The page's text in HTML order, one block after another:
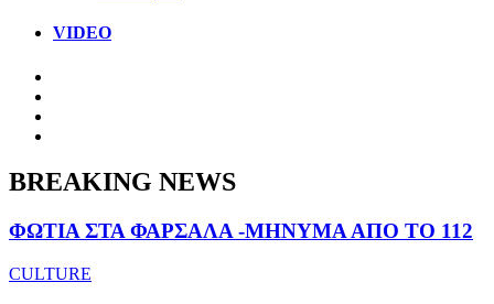
VIDEO
BREAKING NEWS
ΦΩΤΙΑ ΣΤΑ ΦΑΡΣΑΛΑ -ΜΗΝΥΜΑ ΑΠΟ ΤΟ 112
CULTURE